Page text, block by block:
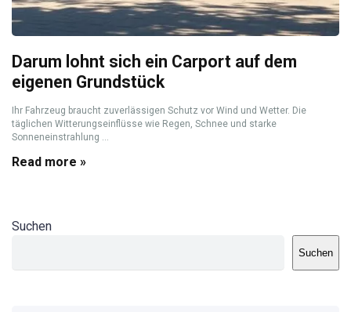
Darum lohnt sich ein Carport auf dem
eigenen Grundstück
Ihr Fahrzeug braucht zuverlässigen Schutz vor Wind und Wetter. Die
täglichen Witterungseinflüsse wie Regen, Schnee und starke
Sonneneinstrahlung ...
Read more »
Suchen
Suchen